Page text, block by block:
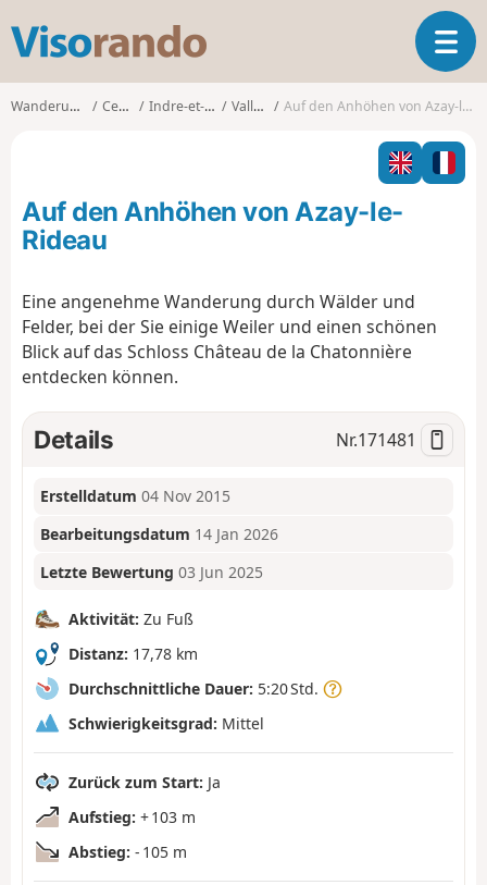
s
o
T
o
g
l
n
Wanderungen Centre Indre-et-Loire Vallères Auf den Anhöhen von Azay-le-Rideau
Auf den Anhöhen von Azay-le-
Rideau
Eine angenehme Wanderung durch Wälder und
Felder, bei der Sie einige Weiler und einen schönen
Blick auf das Schloss Château de la Chatonnière
entdecken können.
Details Nr.171481
Erstelldatum 04 Nov 2015
Bearbeitungsdatum 14 Jan 2026
Letzte Bewertung 03 Jun 2025
Aktivität: Zu Fuß
Distanz: 17,78 km
Durchschnittliche Dauer: 5:20 Std.
Schwierigkeitsgrad: Mittel
Zurück zum Start: Ja
Aufstieg: + 103 m
Abstieg: - 105 m